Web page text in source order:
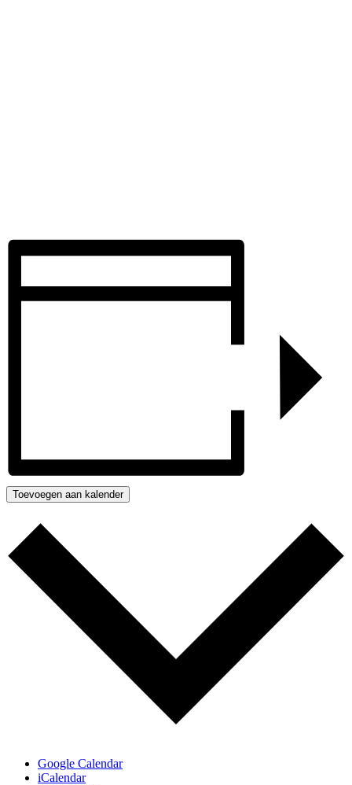
Toevoegen aan kalender
Google Calendar
iCalendar